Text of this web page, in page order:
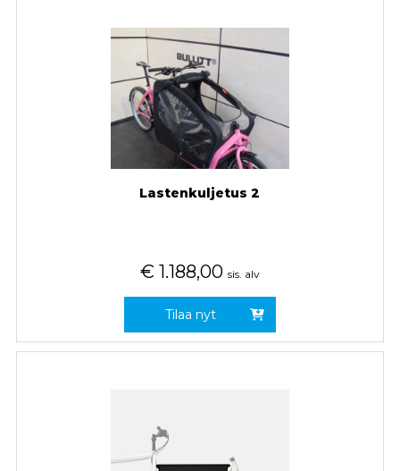
Lastenkuljetus 2
€ 1.188,00 sis. alv
Tilaa nyt